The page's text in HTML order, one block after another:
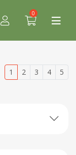
0
1 2 3 4 5